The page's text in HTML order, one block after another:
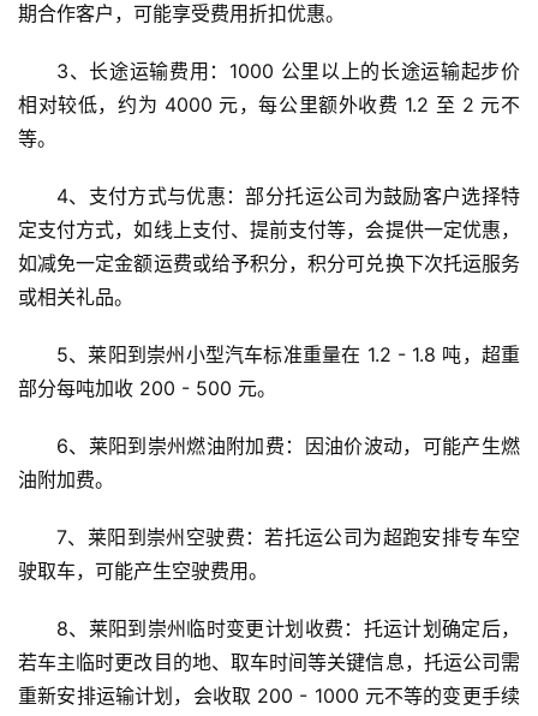
期合作客户，可能享受费用折扣优惠。
3、长途运输费用：1000 公里以上的长途运输起步价
相对较低，约为 4000 元，每公里额外收费 1.2 至 2 元不
等。
4、支付方式与优惠：部分托运公司为鼓励客户选择特
定支付方式，如线上支付、提前支付等，会提供一定优惠，
如减免一定金额运费或给予积分，积分可兑换下次托运服务
或相关礼品。
5、莱阳到崇州小型汽车标准重量在 1.2 - 1.8 吨，超重
部分每吨加收 200 - 500 元。
6、莱阳到崇州燃油附加费：因油价波动，可能产生燃
油附加费。
7、莱阳到崇州空驶费：若托运公司为超跑安排专车空
驶取车，可能产生空驶费用。
8、莱阳到崇州临时变更计划收费：托运计划确定后，
若车主临时更改目的地、取车时间等关键信息，托运公司需
重新安排运输计划，会收取 200 - 1000 元不等的变更手续